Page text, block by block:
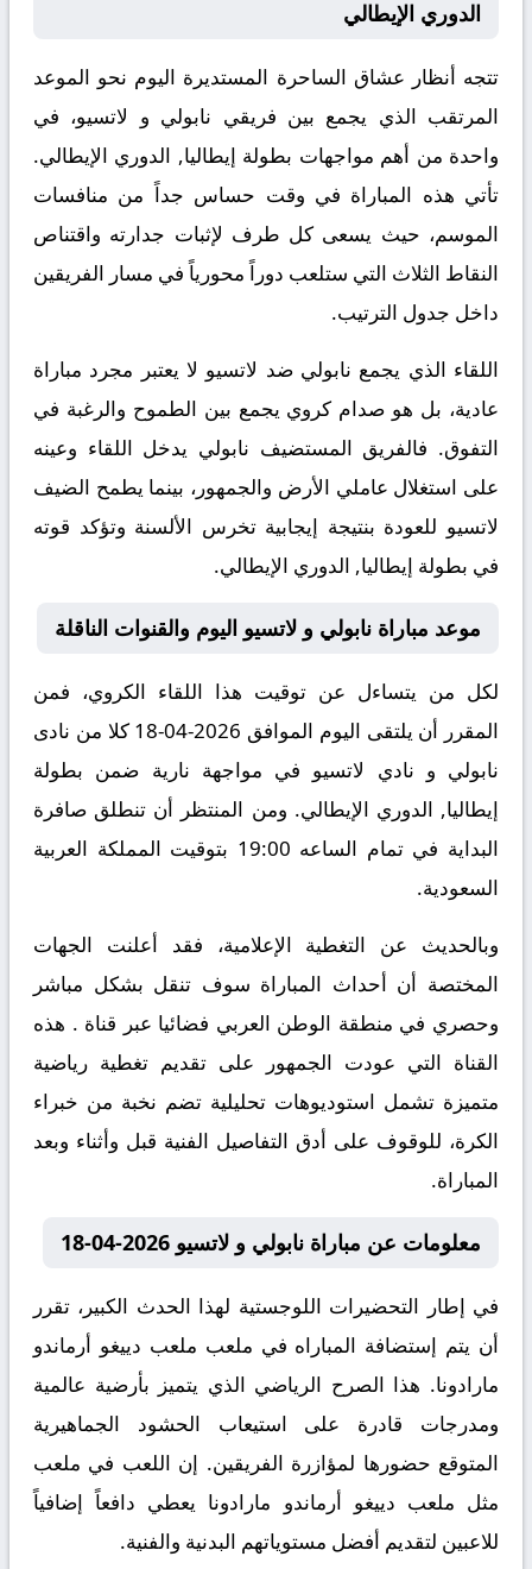
الدوري الإيطالي
تتجه أنظار عشاق الساحرة المستديرة اليوم نحو الموعد
المرتقب الذي يجمع بين فريقي نابولي و لاتسيو، في
واحدة من أهم مواجهات بطولة إيطاليا, الدوري الإيطالي.
تأتي هذه المباراة في وقت حساس جداً من منافسات
الموسم، حيث يسعى كل طرف لإثبات جدارته واقتناص
النقاط الثلاث التي ستلعب دوراً محورياً في مسار الفريقين
داخل جدول الترتيب.
اللقاء الذي يجمع نابولي ضد لاتسيو لا يعتبر مجرد مباراة
عادية، بل هو صدام كروي يجمع بين الطموح والرغبة في
التفوق. فالفريق المستضيف نابولي يدخل اللقاء وعينه
على استغلال عاملي الأرض والجمهور، بينما يطمح الضيف
لاتسيو للعودة بنتيجة إيجابية تخرس الألسنة وتؤكد قوته
في بطولة إيطاليا, الدوري الإيطالي.
موعد مباراة نابولي و لاتسيو اليوم والقنوات الناقلة
لكل من يتساءل عن توقيت هذا اللقاء الكروي، فمن
المقرر أن يلتقى اليوم الموافق 2026-04-18 كلا من نادى
نابولي و نادي لاتسيو في مواجهة نارية ضمن بطولة
إيطاليا, الدوري الإيطالي. ومن المنتظر أن تنطلق صافرة
البداية في تمام الساعه 19:00 بتوقيت المملكة العربية
السعودية.
وبالحديث عن التغطية الإعلامية، فقد أعلنت الجهات
المختصة أن أحداث المباراة سوف تنقل بشكل مباشر
وحصري في منطقة الوطن العربي فضائيا عبر قناة . هذه
القناة التي عودت الجمهور على تقديم تغطية رياضية
متميزة تشمل استوديوهات تحليلية تضم نخبة من خبراء
الكرة، للوقوف على أدق التفاصيل الفنية قبل وأثناء وبعد
المباراة.
معلومات عن مباراة نابولي و لاتسيو 2026-04-18
في إطار التحضيرات اللوجستية لهذا الحدث الكبير، تقرر
أن يتم إستضافة المباراه في ملعب ملعب دييغو أرماندو
مارادونا. هذا الصرح الرياضي الذي يتميز بأرضية عالمية
ومدرجات قادرة على استيعاب الحشود الجماهيرية
المتوقع حضورها لمؤازرة الفريقين. إن اللعب في ملعب
مثل ملعب دييغو أرماندو مارادونا يعطي دافعاً إضافياً
للاعبين لتقديم أفضل مستوياتهم البدنية والفنية.